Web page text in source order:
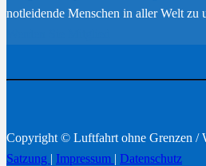
notleidende Menschen in aller Welt zu
Copyright © Luftfahrt ohne Grenzen /
Satzung | Impressum | Datenschutz